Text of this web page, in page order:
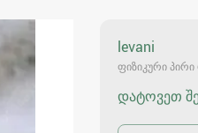
levani
ფიზიკური
დატოვეთ